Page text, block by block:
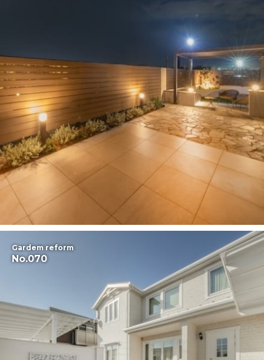
Gardem reform
No.070